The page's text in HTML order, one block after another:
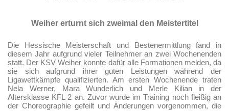
Weiher erturnt sich zweimal den Meistertitel
Die Hessische Meisterschaft und Bestenermittlung fand in
diesem Jahr aufgrund vieler Teilnehmer an zwei Wochenenden
statt. Der KSV Weiher konnte dafür alle Formationen melden, da
sie sich aufgrund ihrer guten Leistungen während der
Ligawettkämpfe qualifizierten. Am ersten Wochenende traten
Nela Werner, Mara Wunderlich und Merle Kilian in der
Altersklasse KFL 2 an. Zuvor wurde im Training noch fleißig an
der Choreographie gefeilt und Änderungen vorgenommen, die